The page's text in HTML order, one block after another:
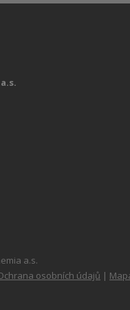
a.s.
osobních údajů |